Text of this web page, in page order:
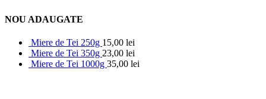
NOU ADAUGATE
Miere de Tei 250g 15,00 lei
Miere de Tei 350g 23,00 lei
Miere de Tei 1000g 35,00 lei